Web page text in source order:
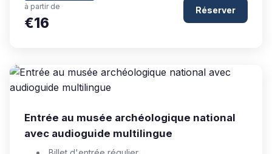
à partir de
€16
Réserver
Entrée au musée archéologique national
avec audioguide multilingue